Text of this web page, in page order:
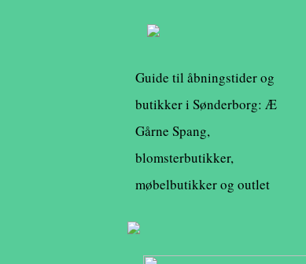
Guide til åbningstider og
butikker i Sønderborg: Æ
Gårne Spang,
blomsterbutikker,
møbelbutikker og outlet